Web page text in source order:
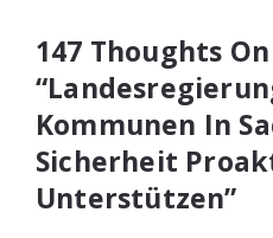
147 Thoughts On
Kommunen In
Sicherheit
Unterstützen”